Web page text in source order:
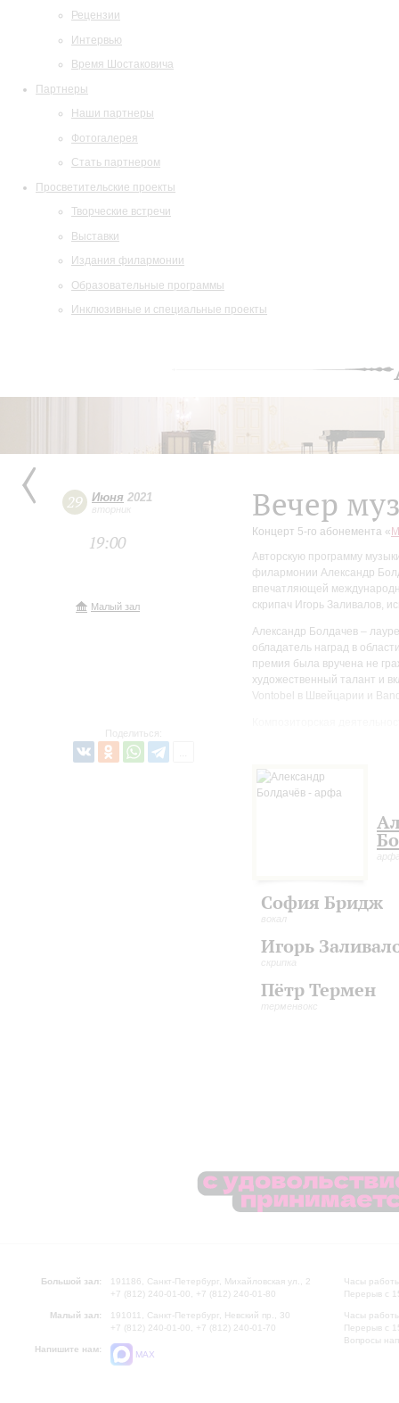
Рецензии
Интервью
Время Шостаковича
Партнеры
Наши партнеры
Фотогалерея
Стать партнером
Просветительские проекты
Творческие встречи
Выставки
Издания филармонии
Образовательные программы
Инклюзивные и специальные проекты
29 Июня 2021
вторник
19:00
Малый зал
Поделиться:
Вечер
Концерт 5-го абонемента «
Авторскую программу
филармонии Александр
впечатляющей
скрипач Игорь Заливалов,
Александр Болдачев –
обладатель наград в
премия была вручена не
художественный талант и
Vontobel в Швейцарии и
музыкант стал лауреатом
Александр Болдачев ведёт
сорока стран на пяти
продюсирует песни в
короткометражным
София Бридж
вокал
Игорь
скрипка
Пётр Термен
терменвокс
Большой зал:
191186, Санкт-Петербург, Михайловская ул., 2
+7 (812) 240-01-00, +7 (812) 240-01-80
Малый зал:
191011, Санкт-Петербург, Невский пр., 30
+7 (812) 240-01-00, +7 (812) 240-01-70
Напишите нам:
MAX
Часы
Перерыв с
Часы
Перерыв с
Вопросы